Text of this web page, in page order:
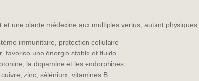
une plante médecine aux multiples vertus, autant physiques
immunitaire, protection cellulaire
favorise une énergie stable et fluide
la dopamine et les endorphines
zinc, sélénium, vitamines B